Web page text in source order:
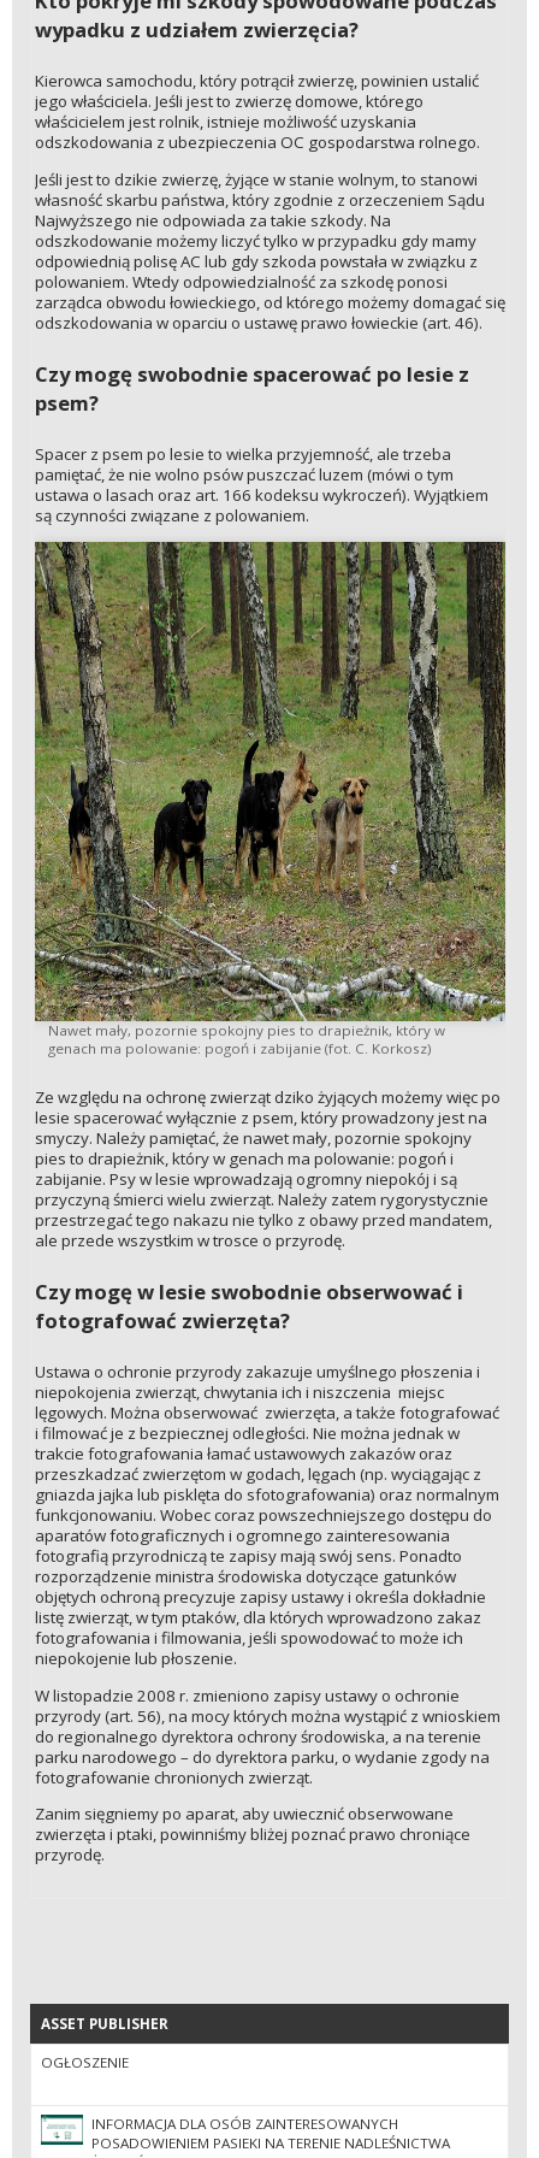
wypadku z udziałem zwierzęcia?
Kierowca samochodu, który potrącił zwierzę, powinien ustalić
jego właściciela. Jeśli jest to zwierzę domowe, którego
właścicielem jest rolnik, istnieje możliwość uzyskania
odszkodowania z ubezpieczenia OC gospodarstwa rolnego.
Jeśli jest to dzikie zwierzę, żyjące w stanie wolnym, to stanowi
własność skarbu państwa, który zgodnie z orzeczeniem Sądu
Najwyższego nie odpowiada za takie szkody. Na
odszkodowanie możemy liczyć tylko w przypadku gdy mamy
odpowiednią polisę AC lub gdy szkoda powstała w związku z
polowaniem. Wtedy odpowiedzialność za szkodę ponosi
zarządca obwodu łowieckiego, od którego możemy domagać się
odszkodowania w oparciu o ustawę prawo łowieckie (art. 46).
Czy mogę swobodnie spacerować po lesie z
psem?
Spacer z psem po lesie to wielka przyjemność, ale trzeba
pamiętać, że nie wolno psów puszczać luzem (mówi o tym
ustawa o lasach oraz art. 166 kodeksu wykroczeń). Wyjątkiem
są czynności związane z polowaniem.
Nawet mały, pozornie spokojny pies to drapieżnik, który w
genach ma polowanie: pogoń i zabijanie (fot. C. Korkosz)
Ze względu na ochronę zwierząt dziko żyjących możemy więc po
lesie spacerować wyłącznie z psem, który prowadzony jest na
smyczy. Należy pamiętać, że nawet mały, pozornie spokojny
pies to drapieżnik, który w genach ma polowanie: pogoń i
zabijanie. Psy w lesie wprowadzają ogromny niepokój i są
przyczyną śmierci wielu zwierząt. Należy zatem rygorystycznie
przestrzegać tego nakazu nie tylko z obawy przed mandatem,
ale przede wszystkim w trosce o przyrodę.
Czy mogę w lesie swobodnie obserwować i
fotografować zwierzęta?
Ustawa o ochronie przyrody zakazuje umyślnego płoszenia i
niepokojenia zwierząt, chwytania ich i niszczenia miejsc
lęgowych. Można obserwować zwierzęta, a także fotografować
i filmować je z bezpiecznej odległości. Nie można jednak w
trakcie fotografowania łamać ustawowych zakazów oraz
przeszkadzać zwierzętom w godach, lęgach (np. wyciągając z
gniazda jajka lub pisklęta do sfotografowania) oraz normalnym
funkcjonowaniu. Wobec coraz powszechniejszego dostępu do
aparatów fotograficznych i ogromnego zainteresowania
fotografią przyrodniczą te zapisy mają swój sens. Ponadto
rozporządzenie ministra środowiska dotyczące gatunków
objętych ochroną precyzuje zapisy ustawy i określa dokładnie
listę zwierząt, w tym ptaków, dla których wprowadzono zakaz
fotografowania i filmowania, jeśli spowodować to może ich
niepokojenie lub płoszenie.
W listopadzie 2008 r. zmieniono zapisy ustawy o ochronie
przyrody (art. 56), na mocy których można wystąpić z wnioskiem
do regionalnego dyrektora ochrony środowiska, a na terenie
parku narodowego – do dyrektora parku, o wydanie zgody na
fotografowanie chronionych zwierząt.
Zanim sięgniemy po aparat, aby uwiecznić obserwowane
zwierzęta i ptaki, powinniśmy bliżej poznać prawo chroniące
przyrodę.
ASSET PUBLISHER
ASSET PUBLISHER
OGŁOSZENIE
INFORMACJA DLA OSÓB ZAINTERESOWANYCH
POSADOWIENIEM PASIEKI NA TERENIE NADLEŚNICTWA